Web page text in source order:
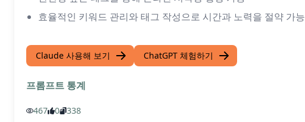
효율적인 키워드 관리와 태그 작성으로 시간과 노력을 절약 가능
Claude 사용해 보기 ChatGPT 체험하기
프롬프트 통계
467 0 338